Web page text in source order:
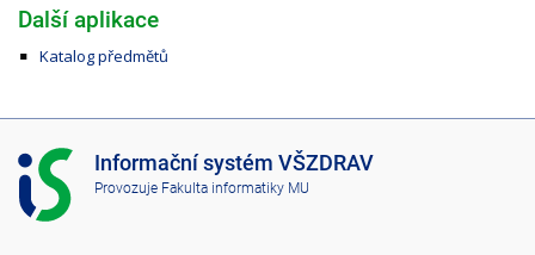
Další aplikace
Katalog předmětů
I
S
V
Informační systém VŠZDRAV
Provozuje Fakulta informatiky MU